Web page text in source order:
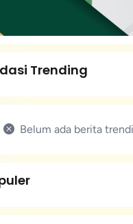
Trending
Belum ada berita